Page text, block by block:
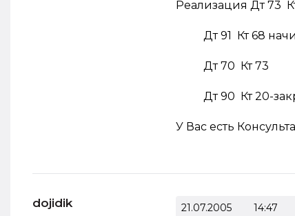
Реализация Дт 73
Дт 91 Кт 68
Дт 70 Кт 73
Дт 90 Кт 20-
У Вас есть
dojidik 21.07.2005 14:47